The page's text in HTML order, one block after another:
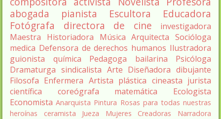
abogada
pianista Escultora
Educadora
Fotógrafa
directora de cine
investigadora
Maestra
Historiadora Música Arquitecta Socióloga
medica Defensora de derechos humanos Ilustradora
guionista
química Pedagoga bailarina
Psicóloga
Dramaturga sindicalista Arte Diseñadora dibujante
Filosofa Enfermera Artista plástica cineasta jurista
científica
coreógrafa matemática
Ecologista
Economista Anarquista Pintura Rosas para todas nuestras
heroínas
ceramista Jueza Mujeres Creadoras
Narradora